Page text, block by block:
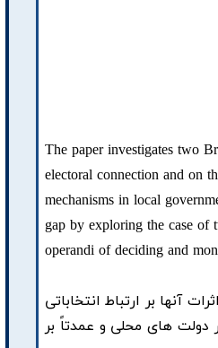
The paper investigates two
electoral connection and on
mechanisms in local
gap by exploring the case of
operandi of deciding and
آنها بر ارتباط انتخاباتی
های محلی و عمدتاً بر